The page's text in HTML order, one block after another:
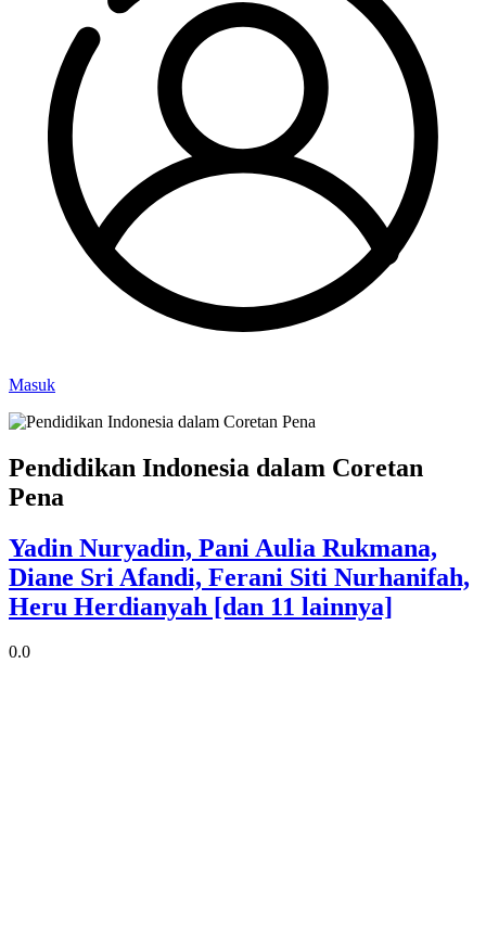
Masuk
Pendidikan Indonesia dalam Coretan
Pena
Yadin Nuryadin, Pani Aulia Rukmana,
Diane Sri Afandi, Ferani Siti Nurhanifah,
Heru Herdianyah [dan 11 lainnya]
0.0